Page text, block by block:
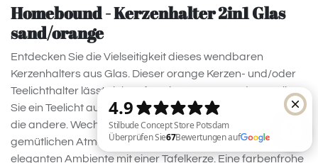
Homebound - Kerzenhalter 2in1 Glas
sand/orange
Entdecken Sie die Vielseitigkeit dieses wendbaren
Kerzenhalters aus Glas. Dieser orange Kerzen- und/oder
Teelichthalter lässt sich auf zwei Arten verwenden. Stellen
Sie ein Teelicht auf die eine Seite und eine Tafelkerze auf
die andere. Wechseln Sie mühelos zwischen einer
gemütlichen Atmosphäre mit einem Teelicht und einem
eleganten Ambiente mit einer Tafelkerze. Eine farbenfrohe